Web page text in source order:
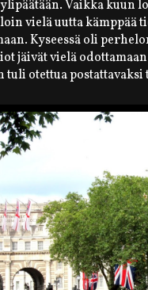
Vaikka kuun
vielä uutta kämppää
Kyseessä oli
jäivät vielä
tuli otettua